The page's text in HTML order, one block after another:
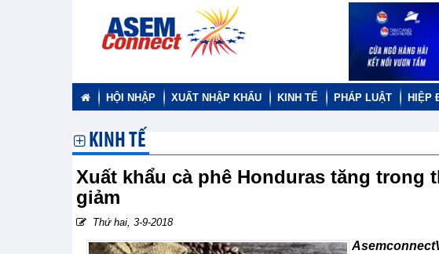
HỘI NHẬP XUẤT NHẬP KHẨU KINH TẾ PHÁP LUẬT HIỆP
KINH TẾ
Xuất khẩu cà phê Honduras tăng trong
giảm
Thứ hai, 3-9-2018